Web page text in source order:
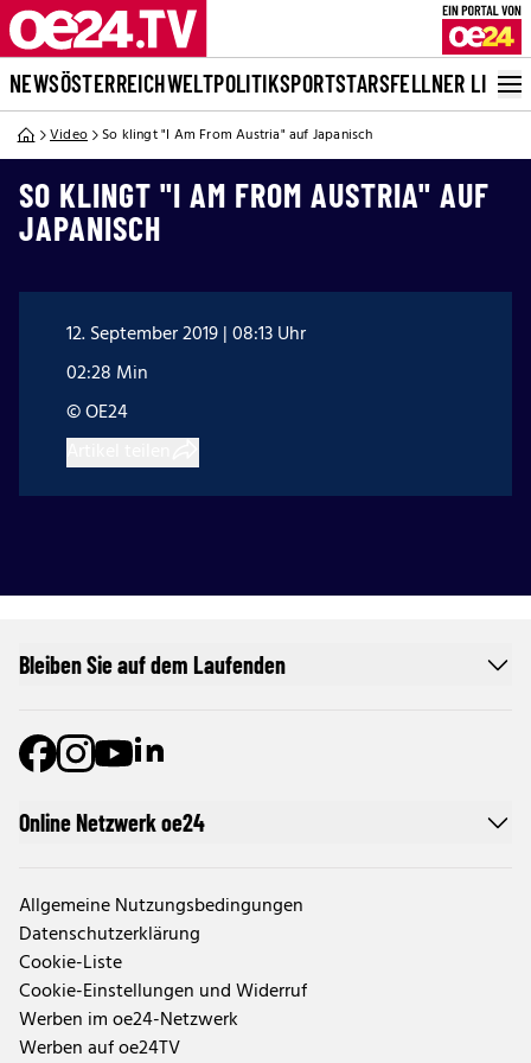
NEWSÖSTERREICHWELTPOLITIKSPORTSTARSFELLNER LIVE
Video So klingt "I Am From Austria" auf Japanisch
SO KLINGT "I AM FROM AUSTRIA" AUF
JAPANISCH
12. September 2019 | 08:13 Uhr
02:28 Min
© OE24
Online Netzwerk oe24
Allgemeine Nutzungsbedingungen
Datenschutzerklärung
Cookie-Liste
Cookie-Einstellungen und Widerruf
Werben im oe24-Netzwerk
Werben auf oe24TV
Bleiben Sie auf dem Laufenden